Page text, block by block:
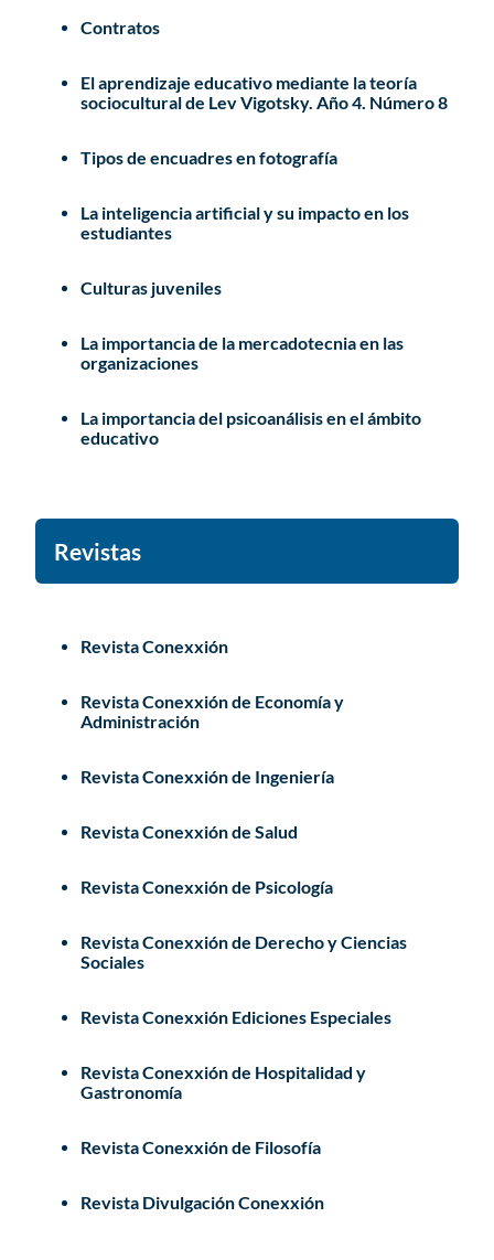
Contratos
El aprendizaje educativo mediante la teoría
sociocultural de Lev Vigotsky. Año 4. Número 8
Tipos de encuadres en fotografía
La inteligencia artificial y su impacto en los
estudiantes
Culturas juveniles
La importancia de la mercadotecnia en las
organizaciones
La importancia del psicoanálisis en el ámbito
educativo
Revistas
Revista Conexxión
Revista Conexxión de Economía y
Administración
Revista Conexxión de Ingeniería
Revista Conexxión de Salud
Revista Conexxión de Psicología
Revista Conexxión de Derecho y Ciencias
Sociales
Revista Conexxión Ediciones Especiales
Revista Conexxión de Hospitalidad y
Gastronomía
Revista Conexxión de Filosofía
Revista Divulgación Conexxión